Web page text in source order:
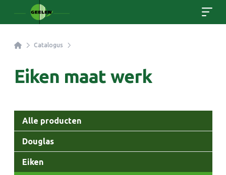
HomeCatalogus
Eiken maat werk
Categorieën
Alle producten
Douglas
Eiken